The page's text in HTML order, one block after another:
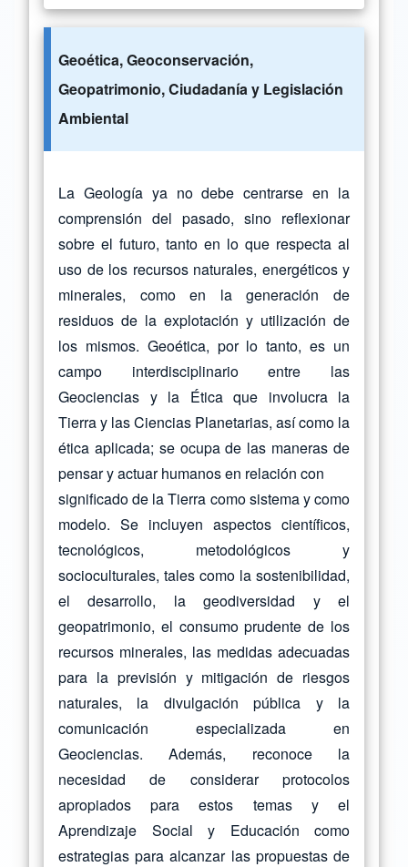
Geoética, Geoconservación,
Geopatrimonio, Ciudadanía y Legislación
Ambiental
La Geología ya no debe centrarse en la
comprensión del pasado, sino reflexionar
sobre el futuro, tanto en lo que respecta al
uso de los recursos naturales, energéticos y
minerales, como en la generación de
residuos de la explotación y utilización de
los mismos. Geoética, por lo tanto, es un
campo interdisciplinario entre las
Geociencias y la Ética que involucra la
Tierra y las Ciencias Planetarias, así como la
ética aplicada; se ocupa de las maneras de
pensar y actuar humanos en relación con
significado de la Tierra como sistema y como
modelo. Se incluyen aspectos científicos,
tecnológicos, metodológicos y
socioculturales, tales como la sostenibilidad,
el desarrollo, la geodiversidad y el
geopatrimonio, el consumo prudente de los
recursos minerales, las medidas adecuadas
para la previsión y mitigación de riesgos
naturales, la divulgación pública y la
comunicación especializada en
Geociencias. Además, reconoce la
necesidad de considerar protocolos
apropiados para estos temas y el
Aprendizaje Social y Educación como
estrategias para alcanzar las propuestas de